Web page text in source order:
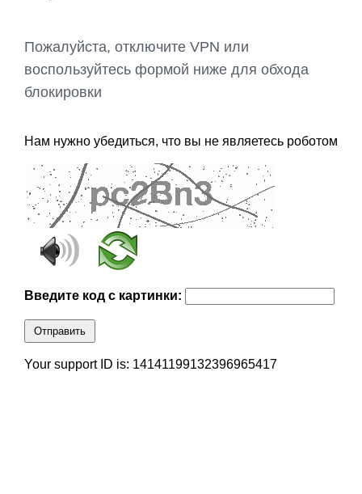
Пожалуйста, отключите VPN или
воспользуйтесь формой ниже для обхода
блокировки
Нам нужно убедиться, что вы не являетесь роботом
Введите код с картинки:
Отправить
Your support ID is: 14141199132396965417